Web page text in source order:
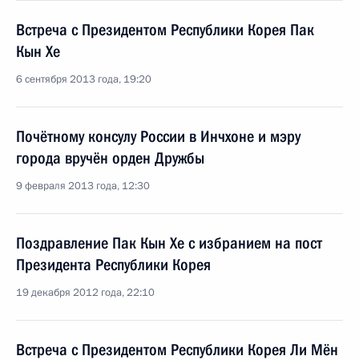
Встреча с Президентом Республики Корея Пак
Кын Хе
6 сентября 2013 года, 19:20
Почётному консулу России в Инчхоне и мэру
города вручён орден Дружбы
9 февраля 2013 года, 12:30
Поздравление Пак Кын Хе с избранием на пост
Президента Республики Корея
19 декабря 2012 года, 22:10
Встреча с Президентом Республики Корея Ли Мён